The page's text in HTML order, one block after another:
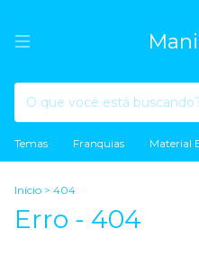
Temas Franquias Material
Início > 404
Erro - 404